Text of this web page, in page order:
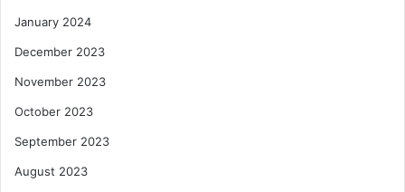
January 2024
December 2023
November 2023
October 2023
September 2023
August 2023